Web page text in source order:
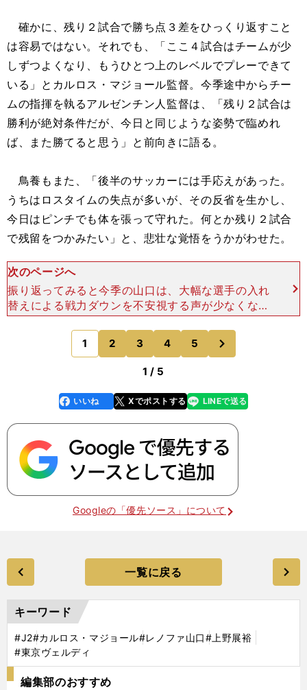
確かに、残り２試合で勝ち点３差をひっくり返すこと
は容易ではない。それでも、「ここ４試合はチームが少
しずつよくなり、もうひとつ上のレベルでプレーできて
いる」とカルロス・マジョール監督。今季途中からチー
ムの指揮を執るアルゼンチン人監督は、「残り２試合は
勝利が絶対条件だが、今日と同じような姿勢で臨めれ
ば、また勝てると思う」と前向きに語る。
鳥養もまた、「後半のサッカーには手応えがあった。
うちはロスタイムの失点が多いが、その反省を生かし、
今日はピンチでも体を張って守れた。何とか残り２試合
で残留をつかみたい」と、悲壮な覚悟をうかがわせた。
次のページへ
振り返ってみると今季の山口は、大幅な選手の入れ
替えによる戦力ダウンを不安視する声が少なくない
なか、開幕当初から苦しい戦いを強いられ続けた。
一昨季J3を制した山口は昨季、J2昇格１年目な
がら、一時は３
1 2 3 4 5
のページへ
1 / 5
faceboo
k
いいね Xでポストする
line LINEで送る
Googleの「優先ソース」について
一覧に戻る
キーワード
#J2#カルロス・マジョール#レノファ山口#上野展裕
#東京ヴェルディ
編集部のおすすめ